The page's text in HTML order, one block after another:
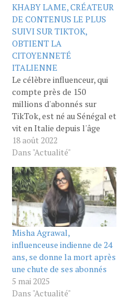
KHABY LAME, CRÉATEUR
DE CONTENUS LE PLUS
SUIVI SUR TIKTOK,
OBTIENT LA
CITOYENNETÉ
ITALIENNE
Le célèbre influenceur, qui
compte près de 150
millions d'abonnés sur
TikTok, est né au Sénégal et
vit en Italie depuis l'âge
d'un an. Khaby
Lame, influenceur le plus
suivi sur TikTok, a
officiellement obtenu la
citoyenneté italienne,
rapportent La
Repubblica et The Guardian.
Le jeune homme de 22 ans,
qui s'est lancé sur…
18 août 2022
Dans "Actualité"
Misha Agrawal,
influenceuse indienne de 24
ans, se donne la mort après
une chute de ses abonnés
5 mai 2025
Dans "Actualité"